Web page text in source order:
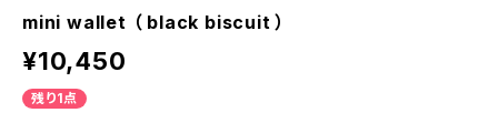
mini wallet （ black biscuit ）
¥10,450
残り1点